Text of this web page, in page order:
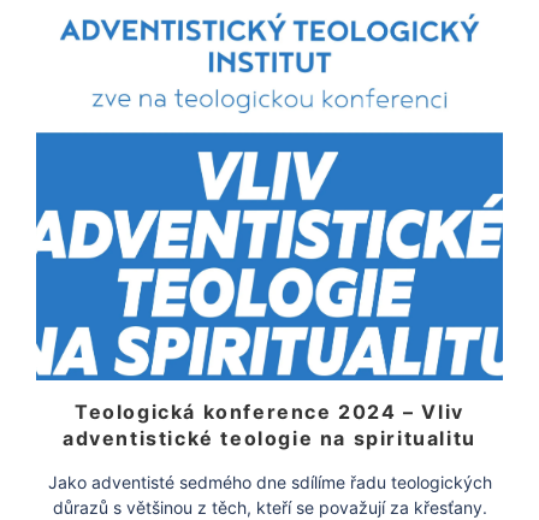
Teologická konference 2024 – Vliv
adventistické teologie na spiritualitu
Jako adventisté sedmého dne sdílíme řadu teologických
důrazů s většinou z těch, kteří se považují za křesťany.